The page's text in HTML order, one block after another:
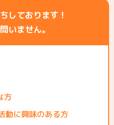
しております！
いません。
方
動に興味のある方